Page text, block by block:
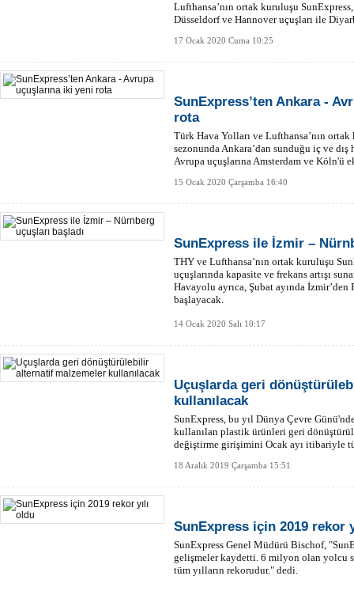
Lufthansa’nın ortak kuruluşu
Düsseldorf ve Hannover uçuşları ile
17 Ocak 2020 Cuma 10:25
SunExpress’ten Ankara -
rota
Türk Hava Yolları ve Lufthansa’nın
sezonunda Ankara’dan sunduğu iç ve dış
Avrupa uçuşlarına Amsterdam ve Köln'ü
15 Ocak 2020 Çarşamba 16:40
SunExpress ile İzmir –
THY ve Lufthansa’nın ortak kuruluşu
uçuşlarında kapasite ve frekans artışı
Havayolu ayrıca, Şubat ayında
başlayacak.
14 Ocak 2020 Salı 10:17
Uçuşlarda geri
kullanılacak
SunExpress, bu yıl Dünya Çevre
kullanılan plastik ürünleri geri
değiştirme girişimini Ocak ayı itibariyle
18 Aralık 2019 Çarşamba 15:51
SunExpress için 2019 rekor
SunExpress Genel Müdürü Bischof,
gelişmeler kaydetti. 6 milyon olan yolcu
tüm yılların rekorudur." dedi.